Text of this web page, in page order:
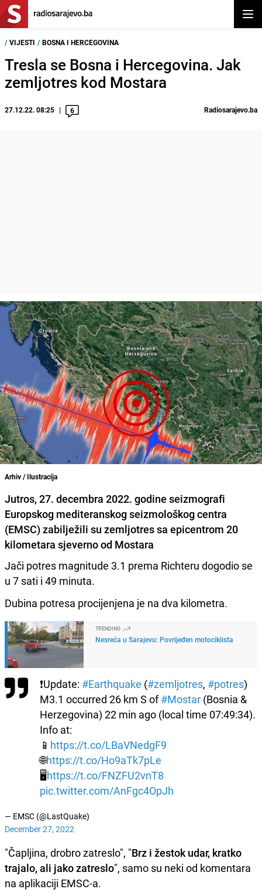
/ VIJESTI / BOSNA I HERCEGOVINA
Tresla se Bosna i Hercegovina. Jak
zemljotres kod Mostara
27.12.22. 08:25 6 Radiosarajevo.ba
Arhiv / Ilustracija
Jutros, 27. decembra 2022. godine seizmografi
Europskog mediteranskog seizmološkog centra
(EMSC)zabilježili su zemljotres sa epicentrom 20
kilometara sjeverno od Mostara
Jači potres magnitude 3.1 prema Richteru dogodio se
u 7 sati i 49 minuta.
Dubina potresa procijenjena je na dva kilometra.
TRENDING
Nesreća u Sarajevu: Povrijeđen motociklista
❗Update: #Earthquake (#zemljotres, #potres)
M3.1 occurred 26 km S of#Mostar (Bosnia &
Herzegovina) 22 min ago (local time 07:49:34).
Info at:
📱 https://t.co/LBaVNedgF9
🌐https://t.co/Ho9aTk7pLe
🖥https://t.co/FNZFU2vnT8
pic.twitter.com/AnFgc4OpJh
— EMSC (@LastQuake)
December 27, 2022
"Čapljina, drobro zatreslo", "Brz i žestok udar, kratko
trajalo, ali jako zatreslo", samo su neki od komentara
na aplikaciji EMSC-a.